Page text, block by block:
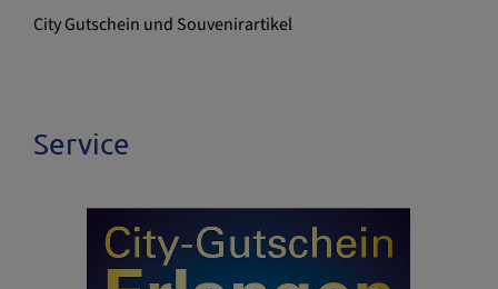
City Gutschein und Souvenirartikel
Service